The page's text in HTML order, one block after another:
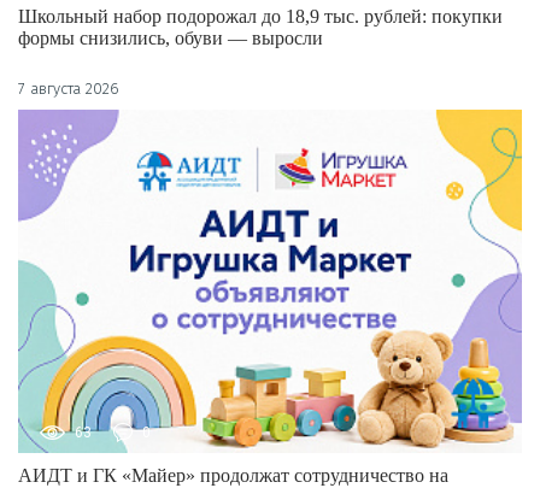
Школьный набор подорожал до 18,9 тыс. рублей: покупки
формы снизились, обуви — выросли
7 августа 2026
63 0
АИДТ и ГК «Майер» продолжат сотрудничество на